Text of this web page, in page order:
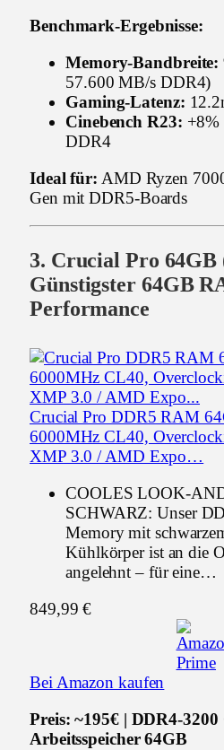
Benchmark-Ergebnisse:
Memory-Bandbreite:
57.600 MB/s DDR4)
Gaming-Latenz:
Cinebench R23: +8%
DDR4
Ideal für: AMD Ryzen
Gen mit DDR5-Boards
3. Crucial Pro 64GB
Günstigster 64GB
Performance
Crucial Pro DDR5 RAM
6000MHz CL40,
XMP 3.0 / AMD Expo…
COOLES LOOK-
SCHWARZ: Unser
Memory mit
Kühlkörper ist an die
angelehnt – für eine…
849,99 €
Bei Amazon kaufen
Preis: ~195€ | DDR4-
Arbeitsspeicher 64GB